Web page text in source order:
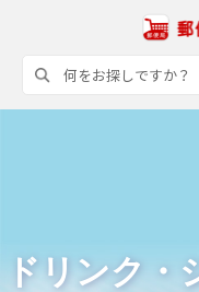
ドリンク・